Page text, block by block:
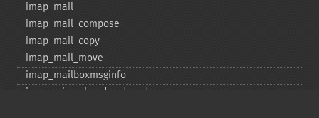
imap_​mail
imap_​mail_​compose
imap_​mail_​copy
imap_​mail_​move
imap_​mailboxmsginfo
imap_​mime_​header_​decode